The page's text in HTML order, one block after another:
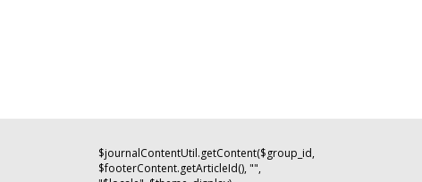
$journalContentUtil.getContent($group_id,
$footerContent.getArticleId(), "",